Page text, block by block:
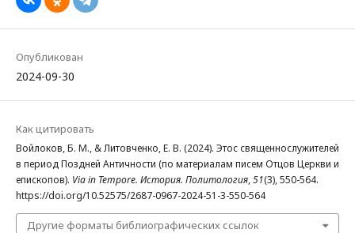
Опубликован
2024-09-30
Как цитировать
Войлоков, Б. М., & Литовченко, Е. В. (2024). Этос священнослужителей
в период Поздней Античности (по материалам писем Отцов Церкви и
епископов). Via in Tempore. История. Политология,51(3), 550-564.
https://doi.org/10.52575/2687-0967-2024-51-3-550-564
Другие форматы библиографических ссылок